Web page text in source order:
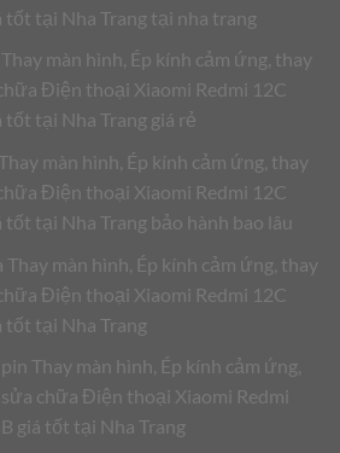
tốt tại Nha Trang tại nha trang
màn hình, Ép kính cảm ứng, thay
Điện thoại Xiaomi Redmi 12C
tốt tại Nha Trang giá rẻ
màn hình, Ép kính cảm ứng, thay
Điện thoại Xiaomi Redmi 12C
tốt tại Nha Trang bảo hành bao lâu
Thay màn hình, Ép kính cảm ứng, thay
Điện thoại Xiaomi Redmi 12C
tốt tại Nha Trang
Thay màn hình, Ép kính cảm ứng,
chữa Điện thoại Xiaomi Redmi
giá tốt tại Nha Trang